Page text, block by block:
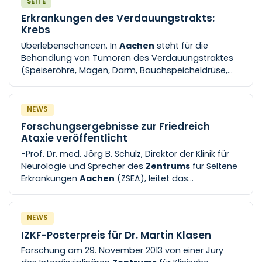
Einführung des neuesten Perfusionsgerätes der
Firma XVIVO transplantierte das Team der
chirurgischen Klinik der Uniklinik
[...] Anwendung der Maschinenperfusion bei der
Lebertransplantation hat der
LebertransplantationsverbundAachen-
Düsseldorf-Maastricht einen neuen klinischen
Standard fest etabliert. Bis heute gibt es für die
Leber
Erkrankungen des Verdauungstrakts:
Krebs
Überlebenschancen. In Aachen steht für die
Behandlung von Tumoren des Verdauungstraktes
(Speiseröhre, Magen, Darm, Bauchspeicheldrüse,
Zentruman der Uniklinik [...] Das
Viszeralonkologische
Region einzigartigen Grad an Spezialisierung für die
Therapie der jeweiligen Tumore. Die Krebsexperten
der Uniklinik RWTHAachen
gezielt [...] Uniklinik RWTHAachenzur Verfügung. Hier
bündelt sich die Expertise aus zwei Fachbereichen:
der Klinik für Gastroenterologie,
Stoffwechselerkrankungen und Internistische
Intensivmedizin (Med. Klinik III) und der
NEWS
Forschungsergebnisse zur Friedreich
Ataxie veröffentlicht
-Prof. Dr. med. Jörg B. Schulz, Direktor der Klinik für
Neurologie und Sprecher des Zentrums für Seltene
Erkrankungen Aachen (ZSEA), leitet das
Verlauf der [...] med. Kathrin Reetz, Oberärztin der
Klinik für Neurologie, und einem Expertenteam der
Uniklinik RWTH
prospektiven Querschnittserhebung publiziert. Der
Beitrag ist wegweisend
NEWS
IZKF-Posterpreis für Dr. Martin Klasen
Forschung am 29. November 2013 von einer Jury